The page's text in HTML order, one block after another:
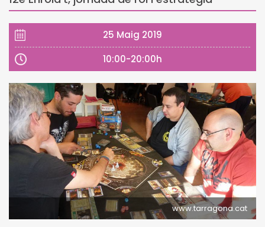
25 Maig 2019
10:00-20:00h
www.tarragona.cat